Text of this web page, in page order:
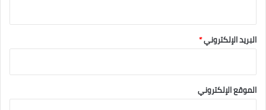
البريد الإلكتروني*
الموقع الإلكتروني